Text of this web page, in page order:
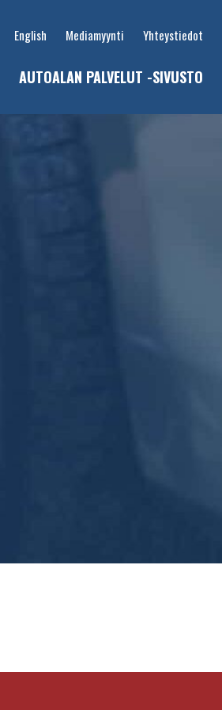
English Mediamyynti Yhteystiedot
AUTOALAN PALVELUT -SIVUSTO